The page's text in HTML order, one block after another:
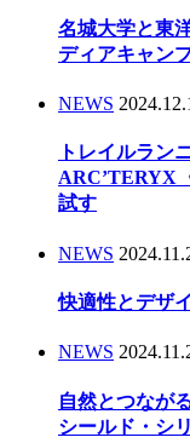
名城大学と東
ディアキャンプ
NEWS
トレイルラン
ARC’TERYX
試す
NEWS
快適性とデザ
NEWS
自然とつなが
シールド・シ